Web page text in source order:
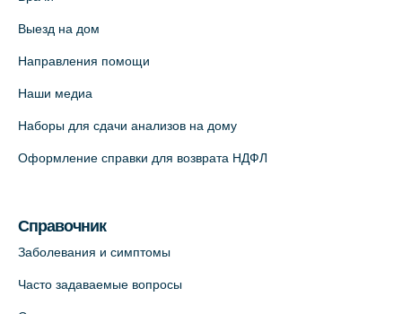
Выезд на дом
Направления помощи
Наши медиа
Наборы для сдачи анализов на дому
Оформление справки для возврата НДФЛ
Справочник
Заболевания и симптомы
Часто задаваемые вопросы